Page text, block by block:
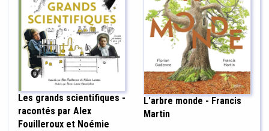
Les grands scientifiques -
racontés par Alex
Fouilleroux et Noémie
L'arbre monde - Francis
Martin